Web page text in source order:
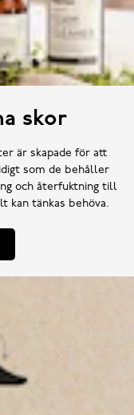
skor
är skapade för att
som de behåller
och återfuktning till
kan tänkas behöva.